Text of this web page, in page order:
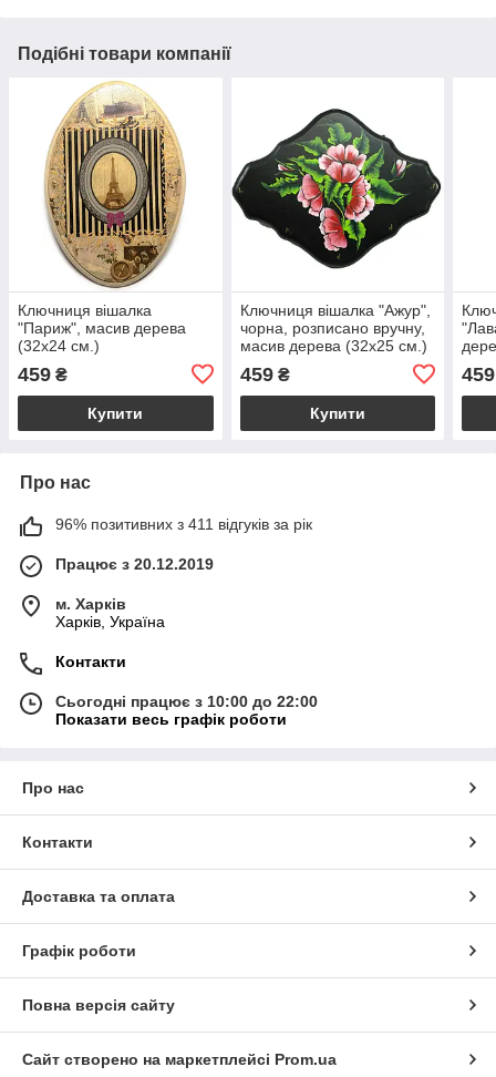
Подібні товари компанії
Ключниця вішалка
"Париж", масив дерева
(32х24 см.)
459 ₴
Купити
Ключниця вішалка "Ажур",
чорна, розписано вручну,
масив дерева (32х25 см.)
459₴
Купити
459
Про нас
96% позитивних з 411 відгуків за рік
Працює з 20.12.2019
м. Харків
Харків, Україна
Контакти
Сьогодні працює з 10:00 до 22:00
Показати весь графік роботи
Про нас
Контакти
Доставка та оплата
Графік роботи
Повна версія сайту
Сайт створено на маркетплейсі Prom.ua